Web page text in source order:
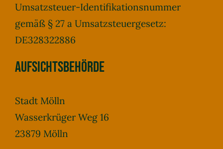
Umsatzsteuer-Identifikationsnummer
gemäß § 27 a Umsatzsteuergesetz:
DE328322886
Aufsichtsbehörde
Stadt Mölln
Wasserkrüger Weg 16
23879 Mölln